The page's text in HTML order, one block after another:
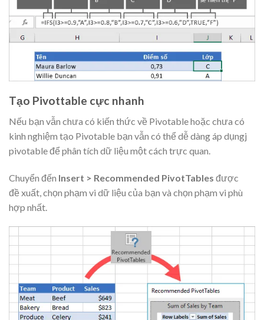
Tạo Pivottable cực nhanh
Nếu bạn vẫn chưa có kiến thức về Pivotable hoặc chưa có
kinh nghiệm tạo Pivotable bạn vẫn có thể dễ dàng áp dụngj
pivotable để phân tích dữ liệu một cách trực quan.
Chuyển đến Insert > Recommended PivotTables được
đề xuất, chọn phạm vi dữ liệu của bạn và chọn phạm vi phù
hợp nhất.